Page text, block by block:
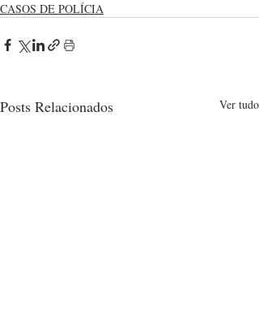
CASOS DE POLÍCIA
Posts Relacionados Ver tudo